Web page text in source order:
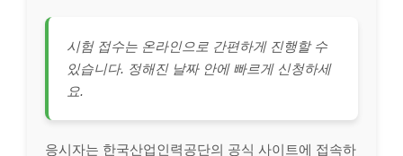
시험 접수는 온라인으로 간편하게 진행할 수
있습니다. 정해진 날짜 안에 빠르게 신청하세
요.
응시자는 한국산업인력공단의 공식 사이트에 접속하